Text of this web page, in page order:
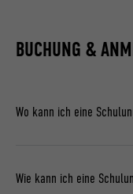
BUCHUNG &
Wo kann ich eine
anmelden.
Wie kann ich eine